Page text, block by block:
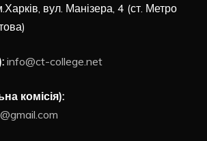
вул. Манізера, 4 (ст. Метро
info@ct-college.net
комісія):